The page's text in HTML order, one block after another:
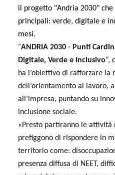
il progetto "Andria 2030"
principali: verde, digitale e
mesi.
“ANDRIA 2030 - Punti
Digitale, Verde e Inclusivo”,
ha
l’obiettivo di rafforzare
dell’orientamento al lavoro,
all’impresa, puntando su
inclusione sociale.
«Presto partiranno le attività
prefiggono di rispondere in
territorio come:
presenza diffusa di NEET,